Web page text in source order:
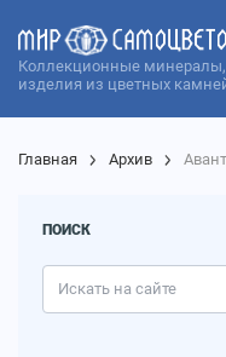
Коллекционные минералы,
изделия из цветных
Главная Архив
ПОИСК